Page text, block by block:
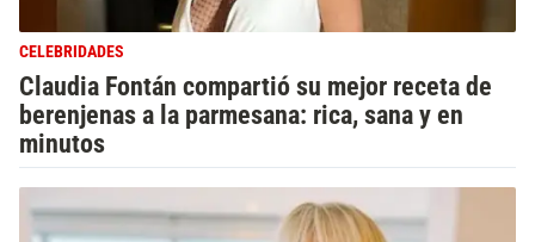
CELEBRIDADES
Claudia Fontán compartió su mejor receta de
berenjenas a la parmesana: rica, sana y en
minutos